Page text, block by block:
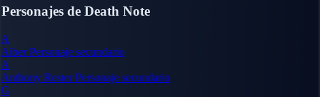
Personajes de Death Note
A
AiberPersonaje secundario
A
Anthony ResterPersonaje secundario
G